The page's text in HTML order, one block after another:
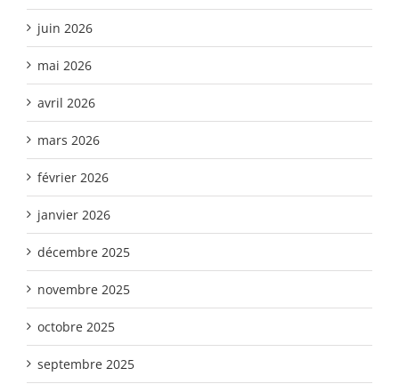
juin 2026
mai 2026
avril 2026
mars 2026
février 2026
janvier 2026
décembre 2025
novembre 2025
octobre 2025
septembre 2025